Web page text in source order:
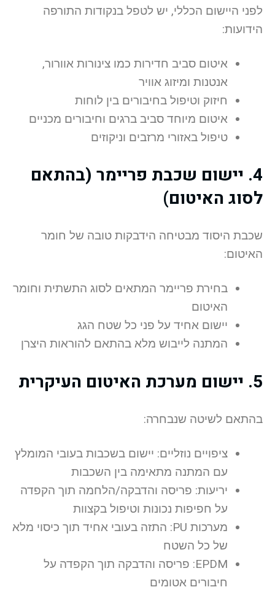
לפני היישום הכללי, יש לטפל בנקודות התורפה
הידועות:
איטום סביב חדירות כמו צינורות אוורור,
אנטנות ומיזוג אוויר
חיזוק וטיפול בחיבורים בין לוחות
איטום מיוחד סביב ברגים וחיבורים מכניים
טיפול באזורי מרזבים וניקוזים
4. יישום שכבת פריימר (בהתאם
לסוג האיטום)
שכבת היסוד מבטיחה הידבקות טובה של חומר
האיטום:
בחירת פריימר המתאים לסוג התשתית וחומר
האיטום
יישום אחיד על פני כל שטח הגג
המתנה לייבוש מלא בהתאם להוראות היצרן
5. יישום מערכת האיטום העיקרית
בהתאם לשיטה שנבחרה:
ציפויים נוזליים: יישום בשכבות בעובי המומלץ
עם המתנה מתאימה בין השכבות
יריעות: פריסה והדבקה/הלחמה תוך הקפדה
על חפיפות נכונות וטיפול בקצוות
מערכות PU: התזה בעובי אחיד תוך כיסוי מלא
של כל השטח
EPDM: פריסה והדבקה תוך הקפדה על
חיבורים אטומים